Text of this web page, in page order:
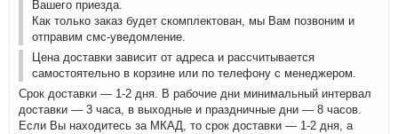
Вашего приезда.
Как только заказ будет скомплектован, мы Вам позвоним и
отправим смс-уведомление.
Цена доставки зависит от адреса и рассчитывается
самостоятельно в корзине или по телефону с менеджером.
Срок доставки — 1-2 дня. В рабочие дни минимальный интервал
доставки — 3 часа, в выходные и праздничные дни — 8 часов.
Если Вы находитесь за МКАД, то срок доставки — 1-2 дня, а